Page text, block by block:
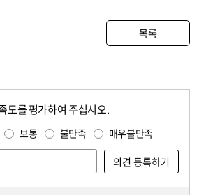
목록
도를 평가하여 주십시오.
보통 불만족 매우불만족